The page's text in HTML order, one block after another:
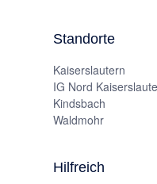
Standorte
Kaiserslautern
IG Nord
Kindsbach
Waldmohr
Hilfreich